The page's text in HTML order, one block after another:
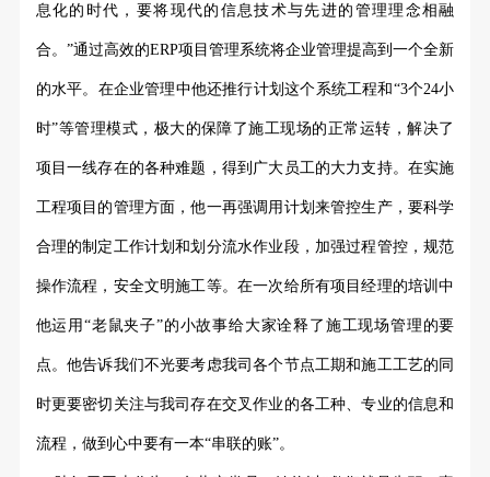
息化的时代，要将现代的信息技术与先进的管理理念相融
合。”通过高效的ERP项目管理系统将企业管理提高到一个全新
的水平。在企业管理中他还推行计划这个系统工程和“3个24小
时”等管理模式，极大的保障了施工现场的正常运转，解决了
项目一线存在的各种难题，得到广大员工的大力支持。在实施
工程项目的管理方面，他一再强调用计划来管控生产，要科学
合理的制定工作计划和划分流水作业段，加强过程管控，规范
操作流程，安全文明施工等。 在一次给所有项目经理的培训中
他运用“老鼠夹子”的小故事给大家诠释了施工现场管理的要
点。他告诉我们不光要考虑我司各个节点工期和施工工艺的同
时更要密切关注与我司存在交叉作业的各工种、专业的信息和
流程，做到心中要有一本“串联的账”。